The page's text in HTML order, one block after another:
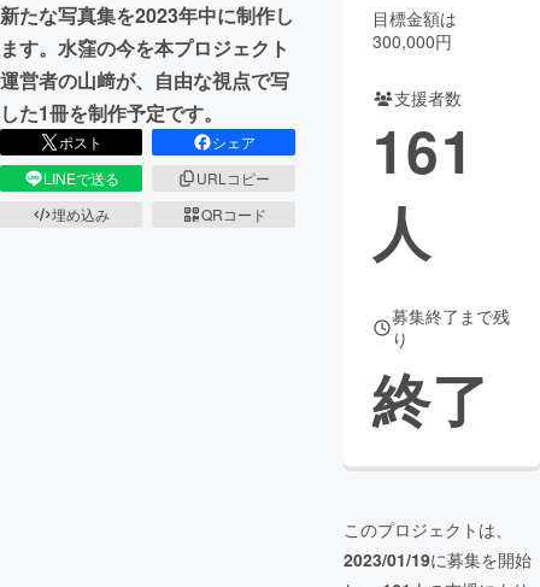
CAMPFIRE for Social Good
CAMPFIRE Creation
CAMPFIREふるさと納税machi-ya コミュニティ
新たな写真集を2023年中に制作し
ます。水窪の今を本プロジェクト
運営者の山﨑が、自由な視点で写
した1冊を制作予定です。
ポスト
シェア
LINEで送る
URLコピー
埋め込み
QRコード
目標金額は
300,000円
支援者数
161
人
募集終了まで残
り
終了
このプロジェクトは、
2023/01/19に募集を開始